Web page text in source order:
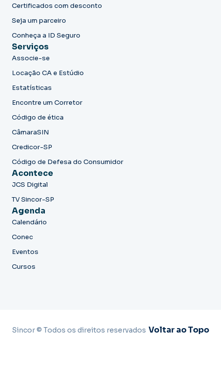
Certificados com desconto
Seja um parceiro
Conheça a ID Seguro
Serviços
Associe-se
Locação CA e Estúdio
Estatísticas
Encontre um Corretor
Código de ética
CâmaraSIN
Credicor-SP
Código de Defesa do Consumidor
Acontece
JCS Digital
TV Sincor-SP
Agenda
Calendário
Conec
Eventos
Cursos
Sincor © Todos os direitos reservados Voltar ao Topo